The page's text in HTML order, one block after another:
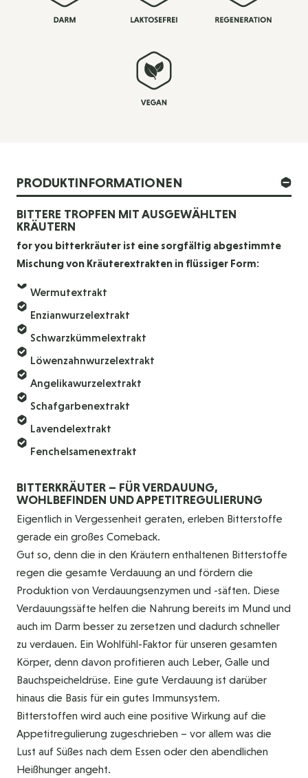
PRODUKTINFORMATIONEN
BITTERE TROPFEN MIT AUSGEWÄHLTEN
KRÄUTERN
for you bitterkräuter ist eine sorgfältig abgestimmte
Mischung von Kräuterextrakten in flüssiger Form:
Wermutextrakt
Enzianwurzelextrakt
Schwarzkümmelextrakt
Löwenzahnwurzelextrakt
Angelikawurzelextrakt
Schafgarbenextrakt
Lavendelextrakt
Fenchelsamenextrakt
BITTERKRÄUTER – FÜR VERDAUUNG,
WOHLBEFINDEN UND APPETITREGULIERUNG
Eigentlich in Vergessenheit geraten, erleben Bitterstoffe
gerade ein großes Comeback.
Gut so, denn die in den Kräutern enthaltenen Bitterstoffe
regen die gesamte Verdauung an und fördern die
Produktion von Verdauungsenzymen und -säften. Diese
Verdauungssäfte helfen die Nahrung bereits im Mund und
auch im Darm besser zu zersetzen und dadurch schneller
zu verdauen. Ein Wohlfühl-Faktor für unseren gesamten
Körper, denn davon profitieren auch Leber, Galle und
Bauchspeicheldrüse. Eine gute Verdauung ist darüber
hinaus die Basis für ein gutes Immunsystem.
Bitterstoffen wird auch eine positive Wirkung auf die
Appetitregulierung zugeschrieben – vor allem was die
Lust auf Süßes nach dem Essen oder den abendlichen
Heißhunger angeht.